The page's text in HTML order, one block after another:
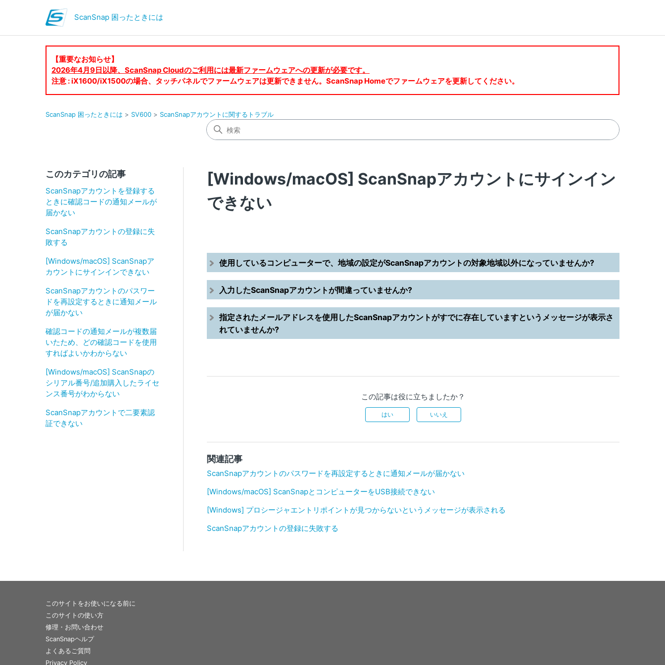
ScanSnap 困ったときには
【重要なお知らせ】
2026年4月9日以降、ScanSnap Cloudのご利用には最新ファームウェアへの更新が必要です。
注意 : iX1600/iX1500の場合、タッチパネルでファームウェアは更新できません。ScanSnap Homeでファームウェアを更新してください。
ScanSnap 困ったときには SV600 ScanSnapアカウントに関するトラブル
このカテゴリの記事
ScanSnapアカウントを登録する
ときに確認コードの通知メールが
届かない
ScanSnapアカウントの登録に失
敗する
[Windows/macOS] ScanSnapア
カウントにサインインできない
ScanSnapアカウントのパスワー
ドを再設定するときに通知メール
が届かない
確認コードの通知メールが複数届
いたため、どの確認コードを使用
すればよいかわからない
[Windows/macOS] ScanSnapの
シリアル番号/追加購入したライセ
ンス番号がわからない
ScanSnapアカウントで二要素認
証できない
[Windows/macOS] ScanSnapアカウントにサインイン
できない
使用しているコンピューターで、地域の設定がScanSnapアカウントの対象地域以外になっていませんか?
入力したScanSnapアカウントが間違っていませんか?
指定されたメールアドレスを使用したScanSnapアカウントがすでに存在していますというメッセージが表示さ
れていませんか?
この記事は役に立ちましたか？
はい いいえ
関連記事
ScanSnapアカウントのパスワードを再設定するときに通知メールが届かない
[Windows/macOS] ScanSnapとコンピューターをUSB接続できない
[Windows] プロシージャエントリポイントが見つからないというメッセージが表示される
ScanSnapアカウントの登録に失敗する
このサイトをお使いになる前に
このサイトの使い方
修理・お問い合わせ
ScanSnapヘルプ
よくあるご質問
Privacy Policy